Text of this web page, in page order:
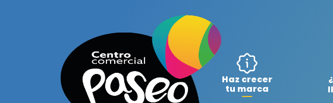
Haz crecer
tu marca